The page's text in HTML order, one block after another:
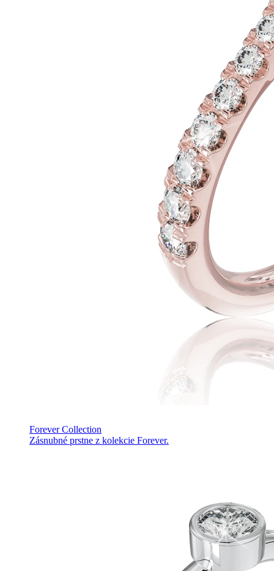
Forever Collection
Zásnubné prstne z kolekcie Forever.